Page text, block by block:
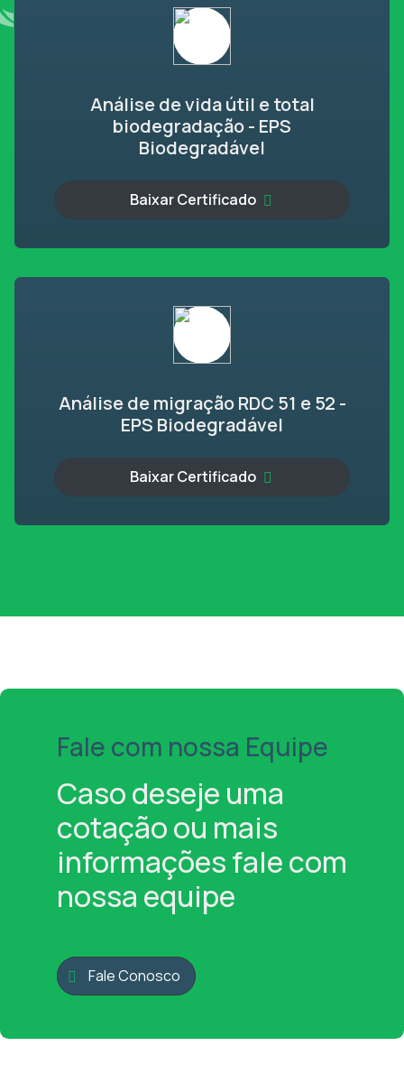
Análise de vida útil e total
biodegradação - EPS
Biodegradável
Baixar Certificado
Análise de migração RDC 51 e 52 -
EPS Biodegradável
Baixar Certificado
Fale com nossa Equipe
Caso deseje uma
cotação ou mais
informações fale com
nossa equipe
Fale Conosco